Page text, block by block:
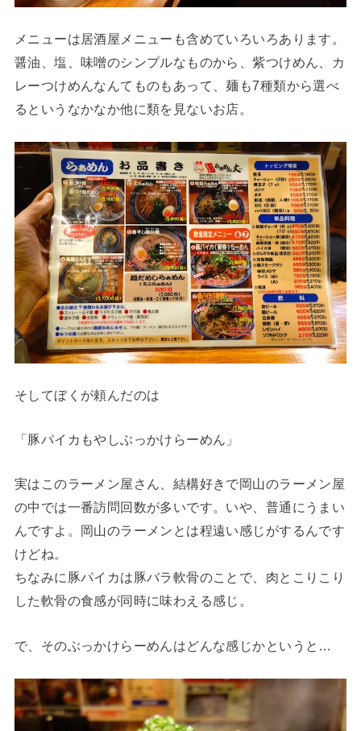
メニューは居酒屋メニューも含めていろいろあります。
醤油、塩、味噌のシンプルなものから、紫つけめん、カ
レーつけめんなんてものもあって、麺も7種類から選べ
るというなかなか他に類を見ないお店。
そしてぼくが頼んだのは
「豚パイカもやしぶっかけらーめん」
実はこのラーメン屋さん、結構好きで岡山のラーメン屋
の中では一番訪問回数が多いです。いや、普通にうまい
んですよ。岡山のラーメンとは程遠い感じがするんです
けどね。
ちなみに豚パイカは豚バラ軟骨のことで、肉とこりこり
した軟骨の食感が同時に味わえる感じ。
で、そのぶっかけらーめんはどんな感じかというと…